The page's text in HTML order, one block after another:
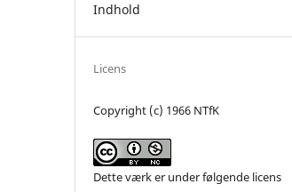
Indhold
Licens
Copyright (c) 1966 NTfK
Dette værk er under følgende licens